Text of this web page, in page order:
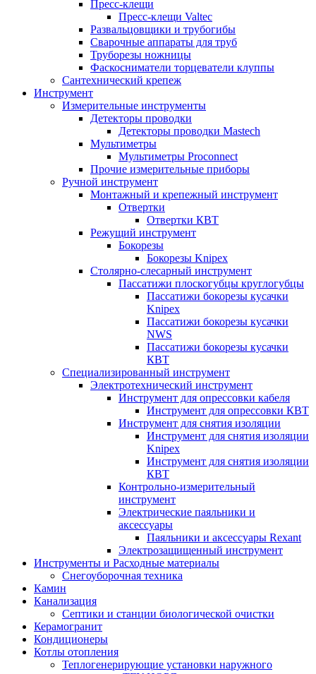
Пресс-клещи
Пресс-клещи Valtec
Развальцовщики и трубогибы
Сварочные аппараты для труб
Труборезы ножницы
Фаскосниматели торцеватели клуппы
Сантехнический крепеж
Инструмент
Измерительные инструменты
Детекторы проводки
Детекторы проводки Mastech
Мультиметры
Мультиметры Proconnect
Прочие измерительные приборы
Ручной инструмент
Монтажный и крепежный инструмент
Отвертки
Отвертки КВТ
Режущий инструмент
Бокорезы
Бокорезы Knipex
Столярно-слесарный инструмент
Пассатижи плоскогубцы круглогубцы
Пассатижи бокорезы кусачки
Knipex
Пассатижи бокорезы кусачки
NWS
Пассатижи бокорезы кусачки
КВТ
Специализированный инструмент
Электротехнический инструмент
Инструмент для опрессовки кабеля
Инструмент для опрессовки КВТ
Инструмент для снятия изоляции
Инструмент для снятия изоляции
Knipex
Инструмент для снятия изоляции
КВТ
Контрольно-измерительный
инструмент
Электрические паяльники и
аксессуары
Паяльники и аксессуары Rexant
Электрозащищенный инструмент
Инструменты и Расходные материалы
Снегоуборочная техника
Камин
Канализация
Септики и станции биологической очистки
Керамогранит
Кондиционеры
Котлы отопления
Теплогенерирующие установки наружного